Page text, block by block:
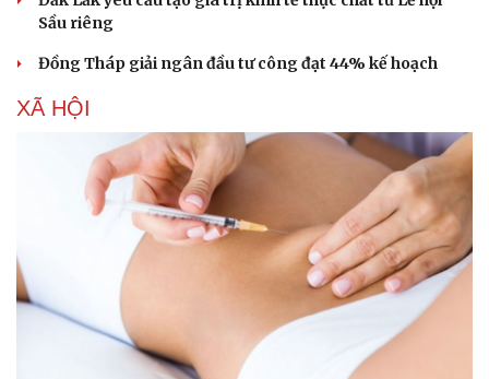
Sầu riêng
Đồng Tháp giải ngân đầu tư công đạt 44% kế hoạch
XÃ HỘI